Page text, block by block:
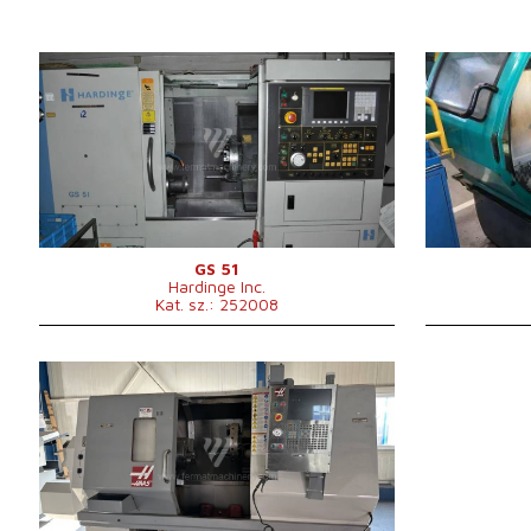
Gyártás éve:
2010
Vezérlőrendszer
igen
Fanuc vezérlőrendszer
0i - TD
Elforduló átmérő
356 mm
Elfordulási hossz
610 mm
Ferde ágy
igen
Orsófurat
52 mm
Revolverfej
igen
GS 51
Hardinge Inc.
Kat. sz.: 252008
Gyártás éve:
Siemens
Elforduló
Elfordulási
Ferde ágy
Orsófurat
Revolverfej
Átmérő a
A gép súlya
Gyártás éve:
2009
Vezérlőrendszer
igen
Haas vezérlőrendszer
Elforduló átmérő
762 mm
Elfordulási hossz
1000 mm
Ferde ágy
igen
Orsófurat
103 mm